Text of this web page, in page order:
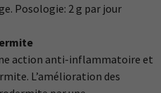
Posologie: 2 g par jour
action anti-inflammatoire et
L’amélioration des